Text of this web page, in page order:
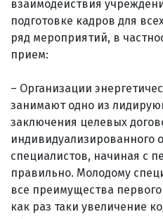
взаимодействия
подготовке кадров для
ряд мероприятий, в
прием:
– Организации
занимают одно из
заключения целевых
индивидуализированного
специалистов, начиная с
правильно. Молодому
все преимущества
как раз таки увеличение